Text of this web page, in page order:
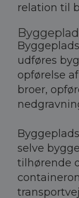
relation til
udføres
opførelse
broer,
selve
tilhørende